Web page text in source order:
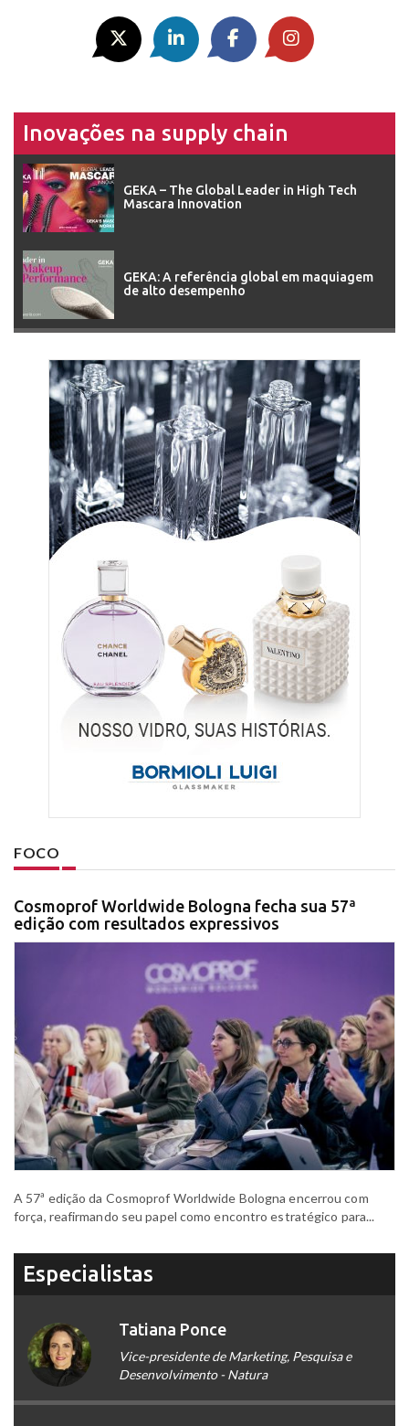
Inovações na supply chain
GEKA – The Global Leader in High Tech
Mascara Innovation
GEKA: A referência global em maquiagem
de alto desempenho
FOCO
Cosmoprof Worldwide Bologna fecha sua 57ª
edição com resultados expressivos
A 57ª edição da Cosmoprof Worldwide Bologna encerrou com
força, reafirmando seu papel como encontro estratégico para...
Especialistas
Tatiana Ponce
Vice-presidente de Marketing, Pesquisa e
Desenvolvimento - Natura